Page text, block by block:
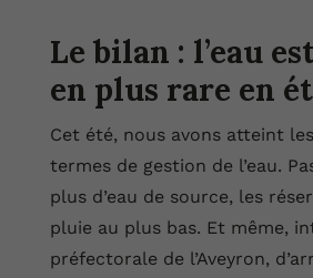
Le bilan : l’eau
en plus rare en
Cet été, nous avons atteint
termes de gestion de l’eau.
plus d’eau de source, les
pluie au plus bas. Et même,
préfectorale de l’Aveyron,